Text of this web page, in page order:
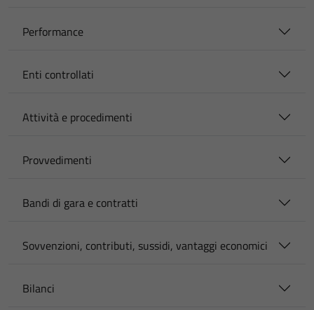
Performance
Enti controllati
Attività e procedimenti
Provvedimenti
Bandi di gara e contratti
Sovvenzioni, contributi, sussidi, vantaggi economici
Bilanci